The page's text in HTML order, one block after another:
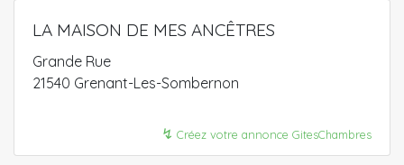
LA MAISON DE MES ANCÊTRES
Grande Rue
21540 Grenant-Les-Sombernon
↯ Créez votre annonce GitesChambres